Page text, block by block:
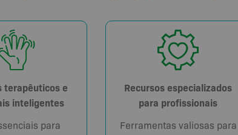
terapêuticos e
inteligentes
para
Recursos especializados
para profissionais
Ferramentas valiosas para